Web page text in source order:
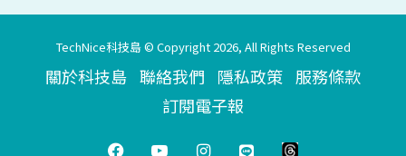
TechNice科技島 © Copyright 2026, All Rights Reserved
關於科技島 聯絡我們 隱私政策 服務條款
訂閱電子報